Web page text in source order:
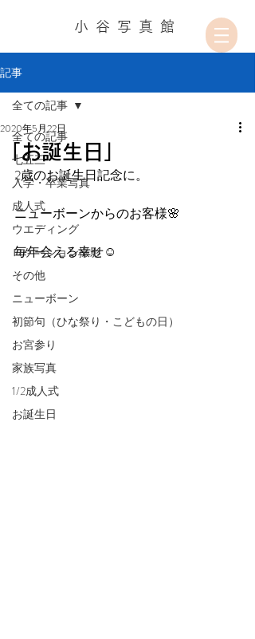
小谷写真館
記事
全ての記事
七五三
入学・卒業写真
成人式
ウエディング
ロケーション撮影
その他
ニューボーン
初節句（ひな祭り・こどもの日）
お宮参り
家族写真
1/2成人式
お誕生日
全ての記事
「お誕生日」
2020年5月22日
2歳のお誕生日記念に。
ニューボーンからのお客様🌸
毎年会える幸せ☺️